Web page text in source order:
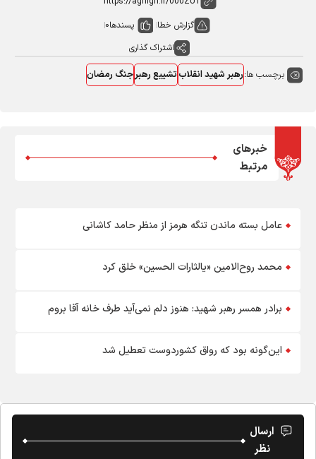
گزارش خطا پسندها0
اشتراک گذاری
برچسب ها:رهبر شهید انقلابتشییع رهبرجنگ رمضان
خبرهای
مرتبط
عامل بسته ماندن تنگه هرمز از منظر حامد کاشانی
محمد روح‌الامین «یالثارات الحسین» خلق کرد
برادر همسر رهبر شهید: هنوز دلم نمی‌آید طرف خانه آقا بروم
این‌گونه بود که رواق کشوردوست تعطیل شد
ارسال
نظر